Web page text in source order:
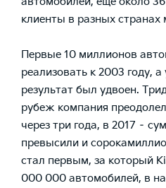
клиенты в разных странах
Первые 10 миллионов
реализовать к 2003 году,
результат был удвоен.
рубеж компания
через три года, в 2017 –
превысили и
стал первым, за который
000 000 автомобилей, в